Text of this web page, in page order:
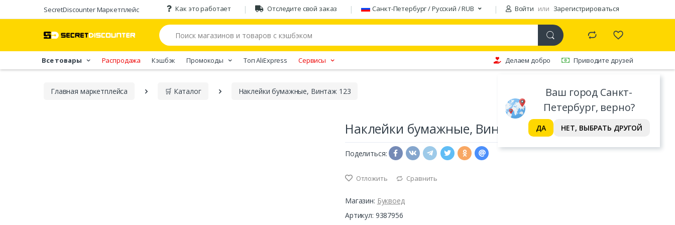
SecretDiscounter Маркетплейс Как это работает Отследите свой заказ Санкт-Петербург / Русский / RUB Войти или Зарегистрироваться
Ваш город Санкт-
Петербург, верно?
ДА НЕТ, ВЫБРАТЬ ДРУГОЙ
Все товары Распродажа Кэшбэк Промокоды Tоп AliExpress Сервисы Делаем добро Приводите друзей
Главная марĸетплейса 🛒 Каталог Наклейки бумажные, Винтаж 123
Наклейки бумажные, Винтаж 123
Поделиться:
Отложить Сравнить
Магазин: Буквоед
Артикул: 9387956